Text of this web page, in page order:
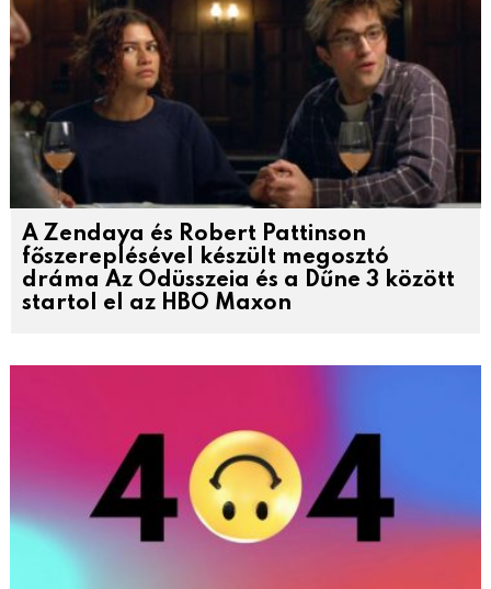
A Zendaya és Robert Pattinson
főszereplésével készült megosztó
dráma Az Odüsszeia és a Dűne 3 között
startol el az HBO Maxon